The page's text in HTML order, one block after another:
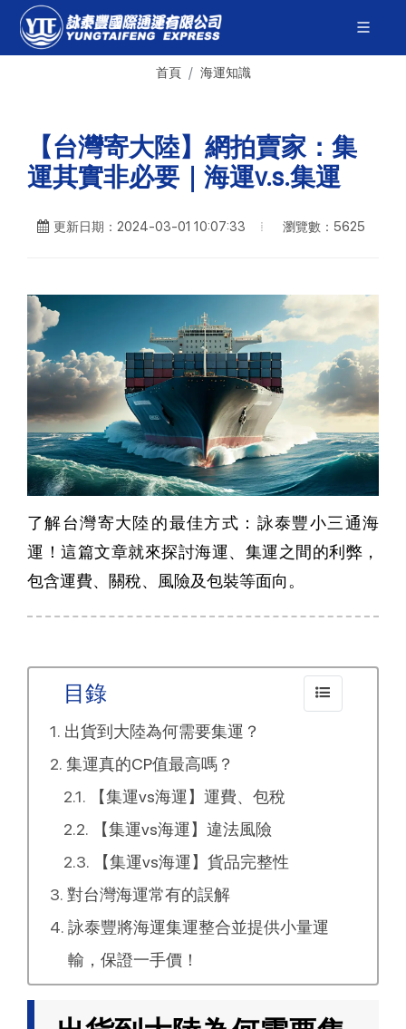
首頁 海運知識
【台灣寄大陸】網拍賣家：集
運其實非必要｜海運v.s.集運
更新日期：2024-03-01 10:07:33 瀏覽數：5625
了解台灣寄大陸​​的最佳方式：詠泰豐小三通海
運！這篇文章就來探討海運、集運之間的利弊，
包含運費、關稅、風險及包裝等面向。
目錄
出貨到大陸為何需要集運？
集運真的CP值最高嗎？
【集運vs海運】運費、包稅
【集運vs海運】違法風險
【集運vs海運】貨品完整性
對台灣海運常有的誤解
詠泰豐將海運集運整合並提供小量運
輸，保證一手價！